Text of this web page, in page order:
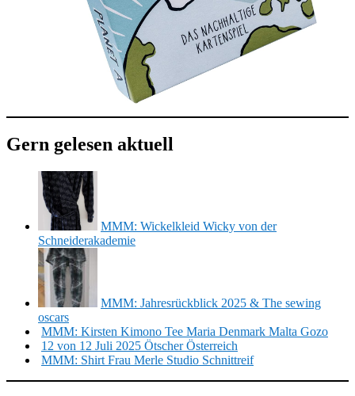
Gern gelesen aktuell
MMM: Wickelkleid Wicky von der
Schneiderakademie
MMM: Jahresrückblick 2025 & The sewing
oscars
MMM: Kirsten Kimono Tee Maria Denmark Malta Gozo
12 von 12 Juli 2025 Ötscher Österreich
MMM: Shirt Frau Merle Studio Schnittreif